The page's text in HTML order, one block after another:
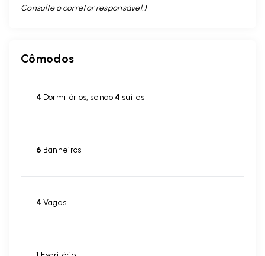
Consulte o corretor responsável. )
Cômodos
4 Dormitórios, sendo 4 suítes
6 Banheiros
4 Vagas